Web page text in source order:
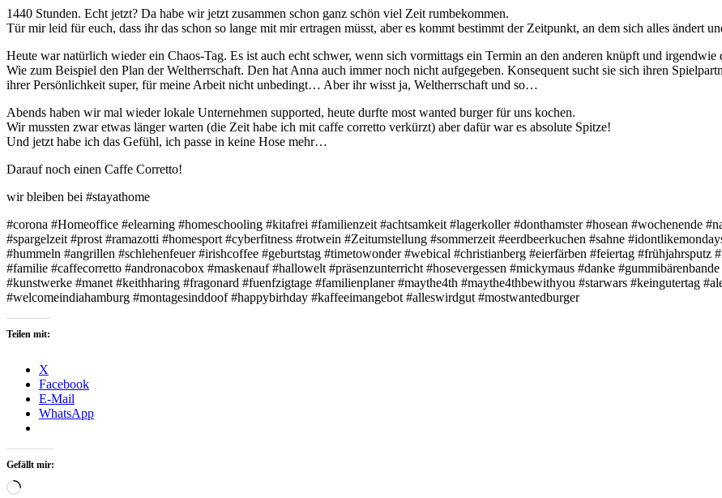
1440 Stunden. Echt jetzt? Da habe wir jetzt zusammen schon ganz schön viel Zeit rumbekommen.
Tür mir leid für euch, dass ihr das schon so lange mit mir ertragen müsst, aber es kommt bestimmt der Zeitpunkt, an dem sich alles ändert
Heute war natürlich wieder ein Chaos-Tag. Es ist auch echt schwer, wenn sich vormittags ein Termin an den anderen knüpft und irgendwie
Wie zum Beispiel den Plan der Weltherrschaft. Den hat Anna auch immer noch nicht aufgegeben. Konsequent sucht sie sich ihren
ihrer Persönlichkeit super, für meine Arbeit nicht unbedingt… Aber ihr wisst ja, Weltherrschaft und so…
Abends haben wir mal wieder lokale Unternehmen supported, heute durfte most wanted burger für uns kochen.
Wir mussten zwar etwas länger warten (die Zeit habe ich mit caffe corretto verkürzt) aber dafür war es absolute Spitze!
Und jetzt habe ich das Gefühl, ich passe in keine Hose mehr…
Darauf noch einen Caffe Corretto!
wir bleiben bei #stayathome
#corona #Homeoffice #elearning #homeschooling #kitafrei #familienzeit #achtsamkeit #lagerkoller #donthamster #hosean #wochenende
#spargelzeit #prost #ramazotti #homesport #cyberfitness #rotwein #Zeitumstellung #sommerzeit #eerdbeerkuchen #sahne
#hummeln #angrillen #schlehenfeuer #irishcoffee #geburtstag #timetowonder #webical #christianberg #eierfärben #feiertag
#familie #caffecorretto #andronacobox #maskenauf #hallowelt #präsenzunterricht #hosevergessen #mickymaus #danke
#kunstwerke #manet #keithharing #fragonard #fuenfzigtage #familienplaner #maythe4th #maythe4thbewithyou #starwars #keingutertag
#welcomeindiahamburg #montagesinddoof #happybirhday #kaffeeimangebot #alleswirdgut #mostwantedburger
Teilen mit:
X
Facebook
E-Mail
WhatsApp
Gefällt mir:
Wird